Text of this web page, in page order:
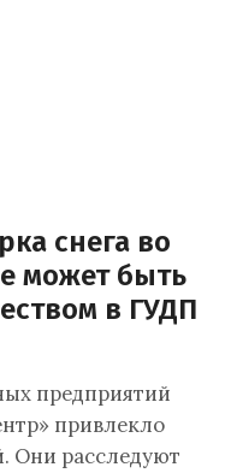
снега во
может быть
в ГУДП
предприятий
привлекло
Они расследуют